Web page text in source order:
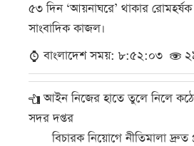
৫৩ দিন ‘আয়নাঘরে’ থাকার রোমহর্ষক
সাংবাদিক কাজল।
বাংলাদেশ সময়: ৮:৫২:০৩
আইন নিজের হাতে তুলে নিলে
সদর দপ্তর
বিচারক নিয়োগে নীতিমালা দ্রুত